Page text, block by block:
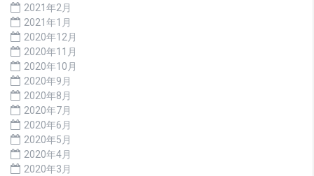
2021年2月
2021年1月
2020年12月
2020年11月
2020年10月
2020年9月
2020年8月
2020年7月
2020年6月
2020年5月
2020年4月
2020年3月